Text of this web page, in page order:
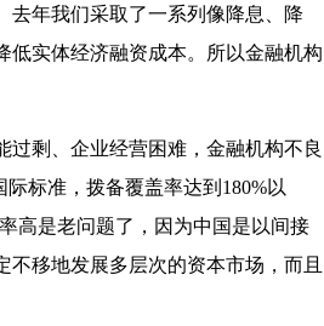
去年我们采取了一系列像降息、降
低实体经济融资成本。所以金融机构
剩、企业经营困难，金融机构不良
标准，拨备覆盖率达到180%以
高是老问题了，因为中国是以间接
移地发展多层次的资本市场，而且